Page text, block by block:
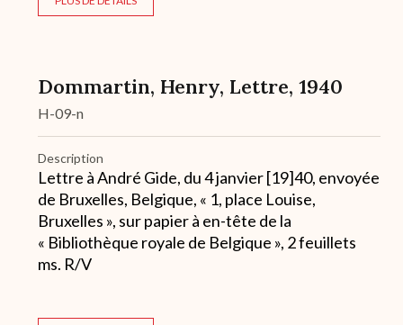
Dommartin, Henry, Lettre, 1940
H-09-n
Description
Lettre à André Gide, du 4 janvier [19]40, envoyée
de Bruxelles, Belgique, « 1, place Louise,
Bruxelles », sur papier à en-tête de la
« Bibliothèque royale de Belgique », 2 feuillets
ms. R/V